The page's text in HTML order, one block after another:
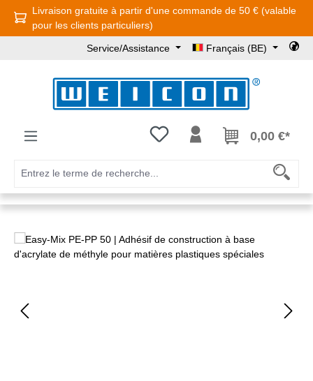
Passer au contenu principal
Livraison gratuite à partir d'une commande de 50 € (valable
pour les clients particuliers)
Service/Assistance Français (BE)
Vous avez 0 articles dans votre
0,00 €*
Ignorer la galerie d'images